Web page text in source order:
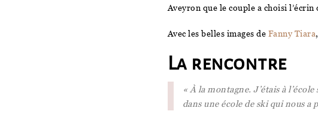
Aveyron que le couple a choisi
Avec les belles images de Fanny Tiara
La rencontre
« À la montagne. J’étais à
dans une école de ski qui nous